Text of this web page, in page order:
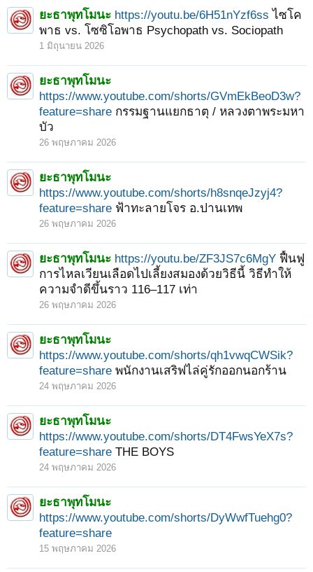
ยะธาพุทโมนะ https://youtu.be/6H51nYzf6ss ไซโค
พาธ vs. โซซิโอพาธ Psychopath vs. Sociopath
1 มิถุนายน 2026
ยะธาพุทโมนะ
https://www.youtube.com/shorts/GVmEkBeoD3w?
feature=share กรรมฐานแยกธาตุ / หลวงตาพระมหา
บัว
26 พฤษภาคม 2026
ยะธาพุทโมนะ
https://www.youtube.com/shorts/h8snqeJzyj4?
feature=share ฟ้าทะลายโจร อ.ปานเทพ
26 พฤษภาคม 2026
ยะธาพุทโมนะ https://youtu.be/ZF3JS7c6MgY ฟื้นฟู
การไหลเวียนเลือดไปเลี้ยงสมองด้วยวิธีนี้ วิธีทำให้
ความจำดีขึ้นราว 116–117 เท่า
26 พฤษภาคม 2026
ยะธาพุทโมนะ
https://www.youtube.com/shorts/qh1vwqCWSik?
feature=share พนักงานเสริฟไล่คู่รักออกนอกร้าน
24 พฤษภาคม 2026
ยะธาพุทโมนะ
https://www.youtube.com/shorts/DT4FwsYeX7s?
feature=share THE BOYS
24 พฤษภาคม 2026
ยะธาพุทโมนะ
https://www.youtube.com/shorts/DyWwfTuehg0?
feature=share
15 พฤษภาคม 2026